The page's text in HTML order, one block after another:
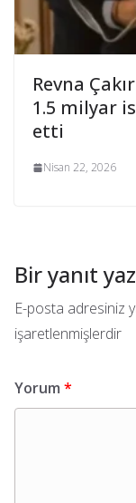
Revna
1.5 milyar
etti
Nisan 22, 2026
Bir yanıt
E-posta adresiniz
işaretlenmişlerdir
Yorum *